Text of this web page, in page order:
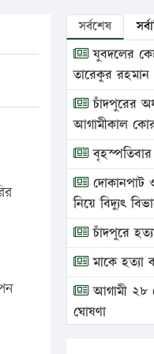
সর্বশেষ
যুবদলের
তারেকুর রহমান
চাঁদপুরের
আগামীকাল
দোকানপাট
নিয়ে বিদ্যুৎ
চাঁদপুরে
মাকে হত্যা
আগামী ২৮
ঘোষণা